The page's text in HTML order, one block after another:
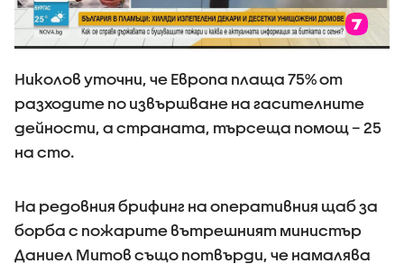
Николов уточни, че Европа плаща 75% от
разходите по извършване на гасителните
дейности, а страната, търсеща помощ – 25
на сто.
На редовния брифинг на оперативния щаб за
борба с пожарите вътрешният министър
Даниел Митов също потвърди, че намалява